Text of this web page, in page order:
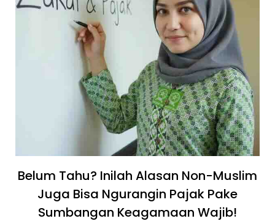
Belum Tahu? Inilah Alasan Non-Muslim
Juga Bisa Ngurangin Pajak Pake
Sumbangan Keagamaan Wajib!